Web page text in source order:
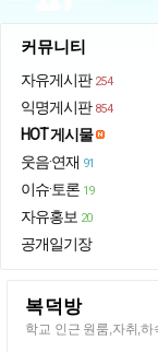
커뮤니티
자유게시판 254
익명게시판 854
HOT 게시물
웃음·연재 91
이슈·토론 19
자유홍보 20
공개일기장
복덕방
학교 인근 원룸,자취,